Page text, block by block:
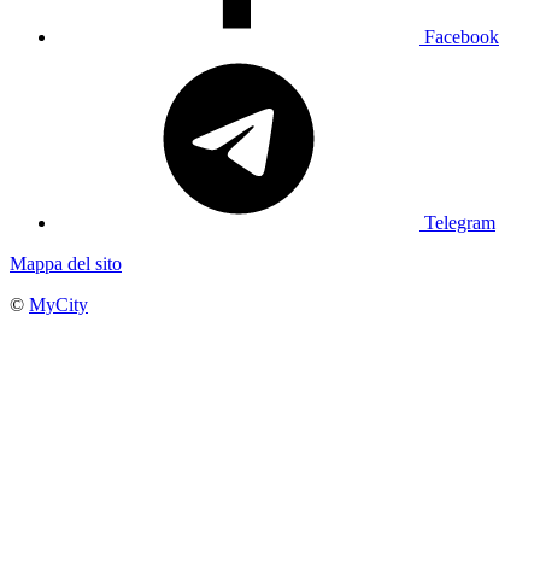
Facebook
Telegram
Mappa del sito
© MyCity